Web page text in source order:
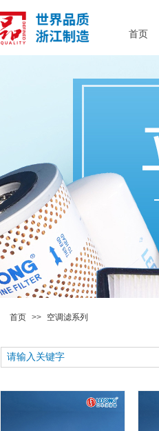
首页 >> 空调滤系列
首页